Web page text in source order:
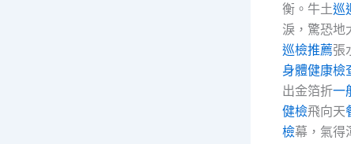
衡。牛土巡
淚，驚恐地
巡檢推薦張
身體健康檢
出金箔折一
健檢飛向天
檢幕，氣得